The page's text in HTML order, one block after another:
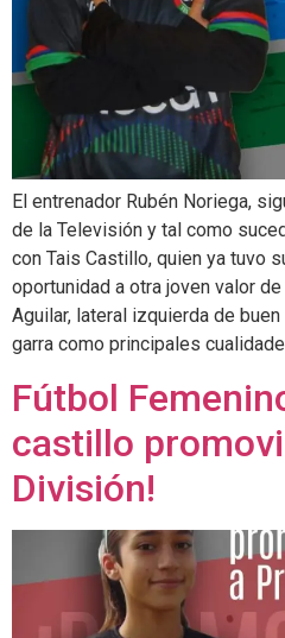
El entrenador Rubén Noriega,
de la Televisión y tal como
con Tais Castillo, quien ya tuvo
oportunidad a otra joven valor
Aguilar, lateral izquierda de
garra como principales
Fútbol
castillo
División!